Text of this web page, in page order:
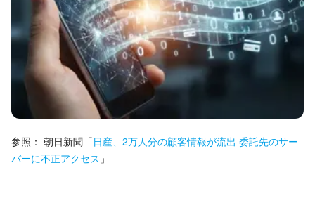
参照： 朝日新聞 「日産、2万人分の顧客情報が流出 委託先のサー
バーに不正アクセス 」